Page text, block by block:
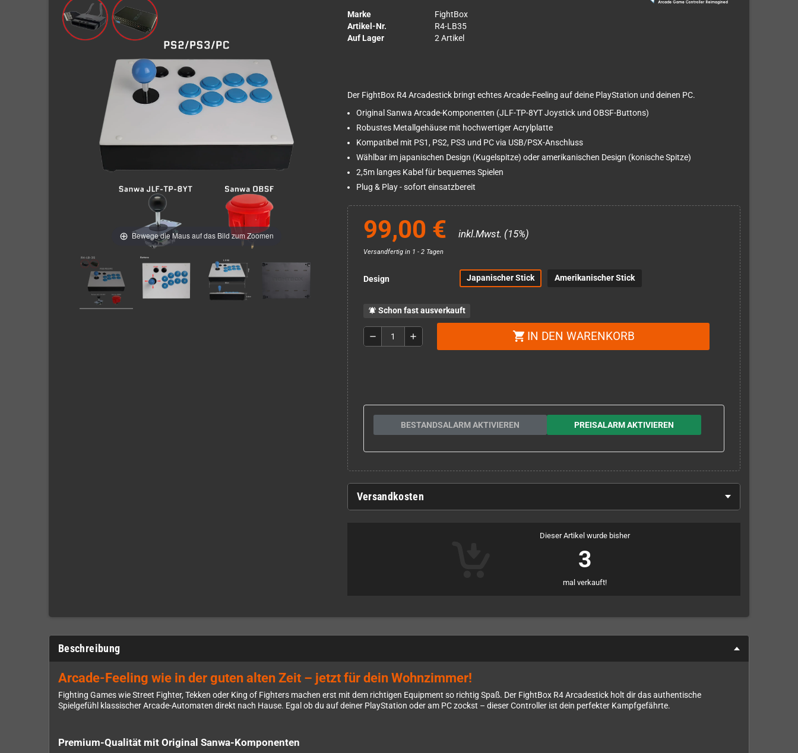
Bewege die Maus auf das Bild zum Zoomen
Marke
FightBox
Artikel-Nr.
R4-LB35
Auf Lager
2 Artikel
Der FightBox R4 Arcadestick bringt echtes Arcade-Feeling auf deine PlayStation und deinen PC.
Original Sanwa Arcade-Komponenten (JLF-TP-8YT Joystick und OBSF-Buttons)
Robustes Metallgehäuse mit hochwertiger Acrylplatte
Kompatibel mit PS1, PS2, PS3 und PC via USB/PSX-Anschluss
Wählbar im japanischen Design (Kugelspitze) oder amerikanischen Design (konische Spitze)
2,5m langes Kabel für bequemes Spielen
Plug & Play - sofort einsatzbereit
99,00 € inkl.Mwst. (15%)
Versandfertig in 1 - 2 Tagen
Design Japanischer Stick Amerikanischer Stick
notifications_active Schon fast ausverkauft
remove add shopping_cart IN DEN WARENKORB
BESTANDSALARM AKTIVIEREN PREISALARM AKTIVIEREN
Versandkosten
Dieser Artikel wurde bisher
3
mal verkauft!
Beschreibung
Arcade-Feeling wie in der guten alten Zeit – jetzt für dein Wohnzimmer!
Fighting Games wie Street Fighter, Tekken oder King of Fighters machen erst mit dem richtigen Equipment so richtig Spaß. Der FightBox R4 Arcadestick holt dir das authentische
Spielgefühl klassischer Arcade-Automaten direkt nach Hause. Egal ob du auf deiner PlayStation oder am PC zockst – dieser Controller ist dein perfekter Kampfgefährte.
Premium-Qualität mit Original Sanwa-Komponenten